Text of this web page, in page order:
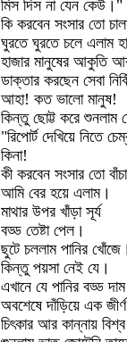
মিস দিস না যেন কেউ।"
কি করবেন সংসার তো
ঘুরতে ঘুরতে চলে এলাম
হাজার মানুষের আকুতি
ডাক্তার করছেন সেবা
আহা! কত ভালো মানুষ!
কিন্তু ছোট্ট করে শুনলাম
"রিপোর্ট দেখিয়ে নিতে
কিনা!
কী করবেন সংসার তো
আমি বের হয়ে এলাম।
মাথার উপর খাঁড়া সূর্য
বড্ড তেষ্টা পেল।
ছুটে চললাম পানির খোঁজে।
কিন্তু পয়সা নেই যে।
এখানে যে পানির বড্ড
অবশেষে দাঁড়িয়ে এক
চিৎকার আর কান্নায়